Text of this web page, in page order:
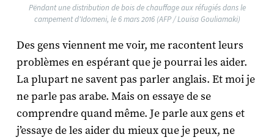
Pëndant une distribution de bois de chauffage aux réfugiés dans le
campement d'Idomeni, le 6 mars 2016 (AFP / Louisa Gouliamaki)
Des gens viennent me voir, me racontent leurs
problèmes en espérant que je pourrai les aider.
La plupart ne savent pas parler anglais. Et moi je
ne parle pas arabe. Mais on essaye de se
comprendre quand même. Je parle aux gens et
j’essaye de les aider du mieux que je peux, ne